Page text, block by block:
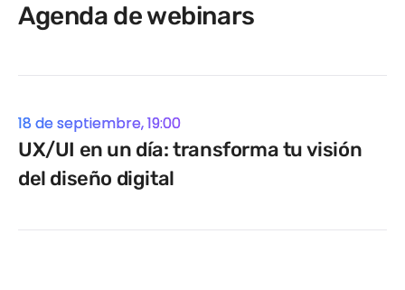
Agenda de webinars
18 de septiembre, 19:00
UX/UI en un día: transforma tu visión
del diseño digital